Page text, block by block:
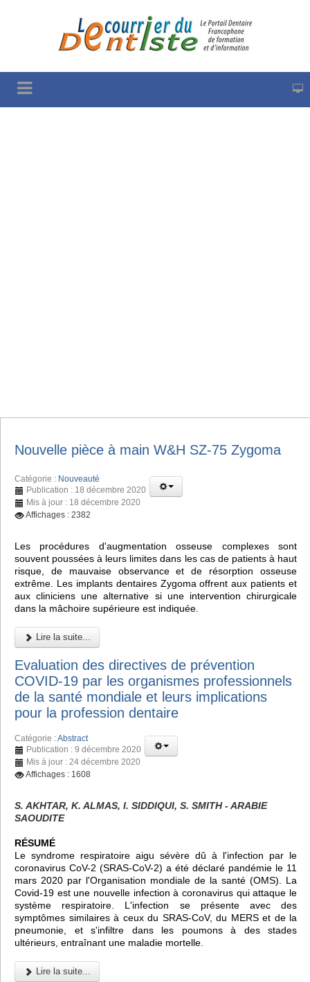
Nouvelle pièce à main W&H SZ-75 Zygoma
Catégorie : Nouveauté
Publication : 18 décembre 2020
Mis à jour : 18 décembre 2020
Affichages : 2382
Les procédures d'augmentation osseuse complexes sont
souvent poussées à leurs limites dans les cas de patients à haut
risque, de mauvaise observance et de résorption osseuse
extrême. Les implants dentaires Zygoma offrent aux patients et
aux cliniciens une alternative si une intervention chirurgicale
dans la mâchoire supérieure est indiquée.
Lire la suite...
Evaluation des directives de prévention
COVID-19 par les organismes professionnels
de la santé mondiale et leurs implications
pour la profession dentaire
Catégorie :Abstract
Publication : 9 décembre 2020
Mis à jour : 24 décembre 2020
Affichages : 1608
S. AKHTAR, K. ALMAS, I. SIDDIQUI, S. SMITH - ARABIE
SAOUDITE
RÉSUMÉ
Le syndrome respiratoire aigu sévère dû à l'infection par le
coronavirus CoV-2 (SRAS-CoV-2) a été déclaré pandémie le 11
mars 2020 par l'Organisation mondiale de la santé (OMS). La
Covid-19 est une nouvelle infection à coronavirus qui attaque le
système respiratoire. L'infection se présente avec des
symptômes similaires à ceux du SRAS-CoV, du MERS et de la
pneumonie, et s'infiltre dans les poumons à des stades
ultérieurs, entraînant une maladie mortelle.
Lire la suite...